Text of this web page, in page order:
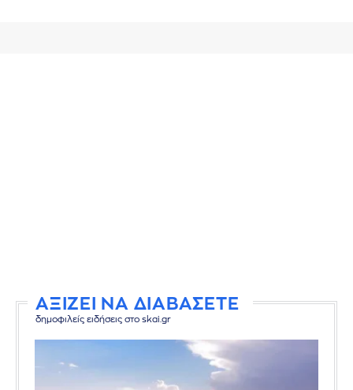
ΑΞΙΖΕΙ ΝΑ ΔΙΑΒΑΣΕΤΕ
δημοφιλείς ειδήσεις στο skai.gr